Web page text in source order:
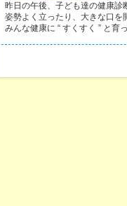
昨日の午後、子ども達の健康診
姿勢よく立ったり、大きな口を
みんな健康に “ すくすく ” と